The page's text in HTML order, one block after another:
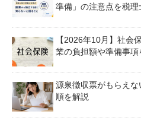
準備」の注意点を税理
【2026年10月】社会
業の負担額や準備事項
源泉徴収票がもらえ
順を解説